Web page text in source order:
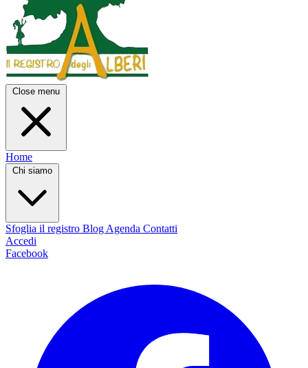
Close menu
Home
Chi siamo
Sfoglia il registro Blog Agenda Contatti
Accedi
Facebook